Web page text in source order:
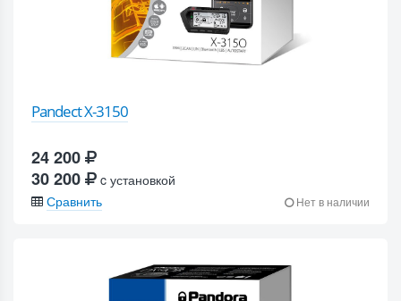
Pandect X-3150
24 200
30 200
c установкой
Сравнить
Нет в наличии